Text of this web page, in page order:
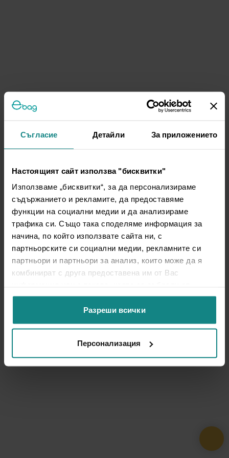
Съгласие Детайли За приложението
Настоящият сайт използва "бисквитки"
Използваме „бисквитки“, за да персонализираме
съдържанието и рекламите, да предоставяме
функции на социални медии и да анализираме
трафика си. Също така споделяме информация за
начина, по който използвате сайта ни, с
партньорските си социални медии, рекламните си
партньори и партньори за анализ, които може да я
комбинират с друга предоставена им от Вас
ползването от Ваша страна на услугите им.
Разреши всички
Персонализация